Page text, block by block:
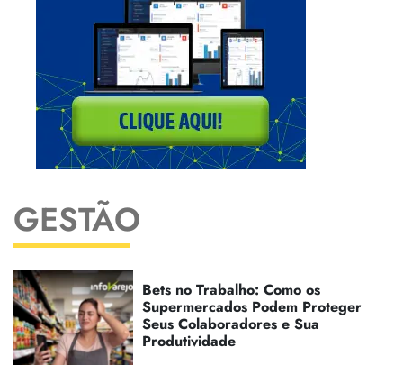
GESTÃO
Bets no Trabalho: Como os
Supermercados Podem Proteger
Seus Colaboradores e Sua
Produtividade